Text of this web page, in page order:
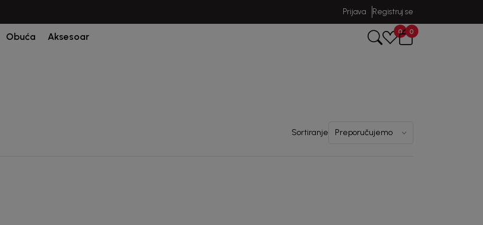
Prijava Registruj se
Obuća Aksesoar 0 0
Sortiranje